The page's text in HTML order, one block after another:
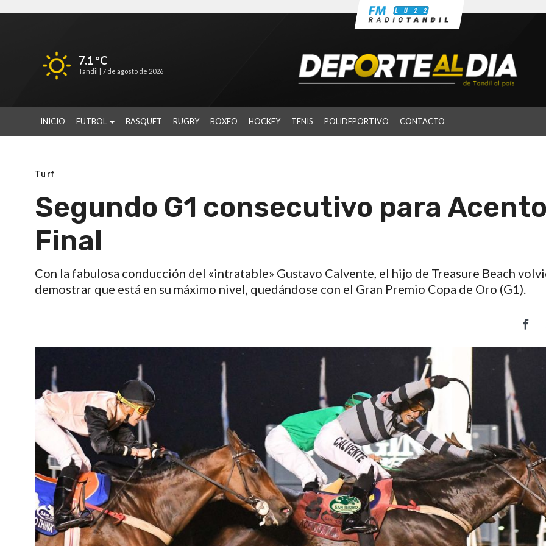
7.1 ºC
Tandil | 7 de agosto de 2026
INICIO FUTBOL BASQUET RUGBY BOXEO HOCKEY TENIS POLIDEPORTIVO CONTACTO
Turf
Segundo G1 consecutivo para
Final
Con la fabulosa conducción del «intratable» Gustavo Calvente, el hijo de Treasure Beach
demostrar que está en su máximo nivel, quedándose con el Gran Premio Copa de Oro (G1).